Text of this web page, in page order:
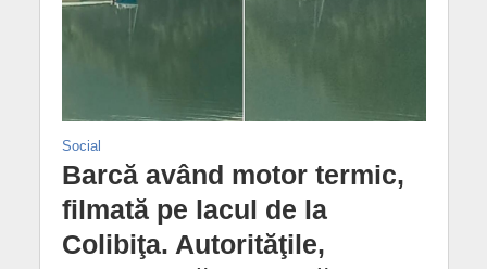
Social
Barcă având motor termic,
filmată pe lacul de la
Colibiţa. Autorităţile,